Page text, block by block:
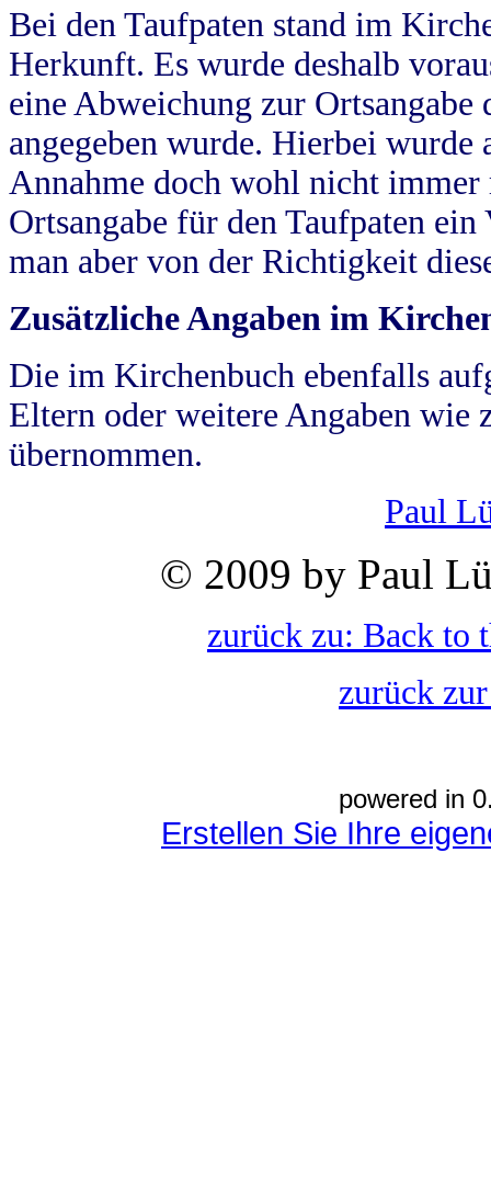
Bei den Taufpaten stand im
Herkunft. Es wurde deshalb
eine Abweichung zur
angegeben wurde. Hierbei wurde
Annahme doch wohl nicht
Ortsangabe für den Taufpaten
man aber von der Richtigkeit
Zusätzliche Angaben im
Die im Kirchenbuch ebenfalls
Eltern oder weitere Angaben wie
übernommen.
Paul
© 2009 by Paul
zurück zu: Back to
zurück
powered in
Erstellen Sie Ihre